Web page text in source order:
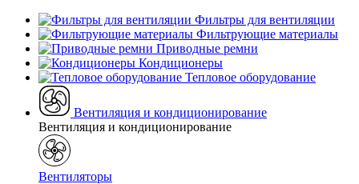
Фильтры для вентиляции
Фильтрующие материалы
Приводные ремни
Кондиционеры
Тепловое оборудование
Вентиляция и кондиционирование
Вентиляция и кондиционирование
Вентиляторы